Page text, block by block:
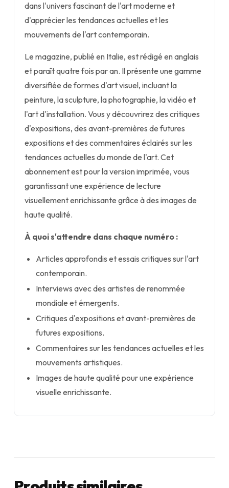
dans l'univers fascinant de l'art moderne et
d'apprécier les tendances actuelles et les
mouvements de l'art contemporain.
Le magazine, publié en Italie, est rédigé en anglais
et paraît quatre fois par an. Il présente une gamme
diversifiée de formes d'art visuel, incluant la
peinture, la sculpture, la photographie, la vidéo et
l'art d'installation. Vous y découvrirez des critiques
d'expositions, des avant-premières de futures
expositions et des commentaires éclairés sur les
tendances actuelles du monde de l'art. Cet
abonnement est pour la version imprimée, vous
garantissant une expérience de lecture
visuellement enrichissante grâce à des images de
haute qualité.
À quoi s'attendre dans chaque numéro :
Articles approfondis et essais critiques sur l'art
contemporain.
Interviews avec des artistes de renommée
mondiale et émergents.
Critiques d'expositions et avant-premières de
futures expositions.
Commentaires sur les tendances actuelles et les
mouvements artistiques.
Images de haute qualité pour une expérience
visuelle enrichissante.